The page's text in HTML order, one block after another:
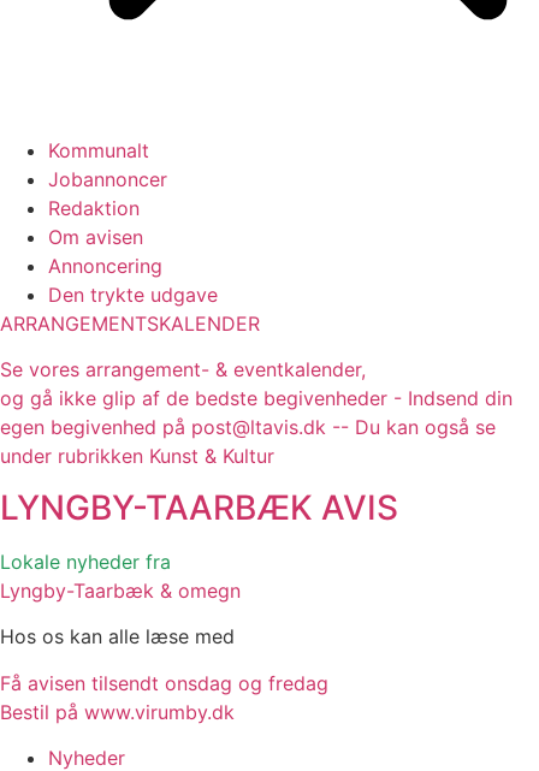
Kommunalt
Jobannoncer
Redaktion
Om avisen
Annoncering
Den trykte udgave
ARRANGEMENTSKALENDER
Se vores arrangement- & eventkalender,
og gå ikke glip af de bedste begivenheder - Indsend din
egen begivenhed på post@ltavis.dk -- Du kan også se
under rubrikken Kunst & Kultur
LYNGBY-TAARBÆK AVIS
Lokale nyheder fra
Lyngby-Taarbæk & omegn
Hos os kan alle læse med
Få avisen tilsendt onsdag og fredag
Bestil på www.virumby.dk
Nyheder